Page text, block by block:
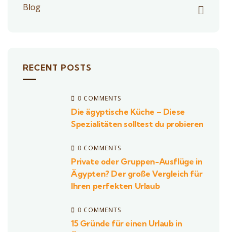
Blog
RECENT POSTS
0 COMMENTS
Die ägyptische Küche – Diese
Spezialitäten solltest du probieren
0 COMMENTS
Private oder Gruppen-Ausflüge in
Ägypten? Der große Vergleich für
Ihren perfekten Urlaub
0 COMMENTS
15 Gründe für einen Urlaub in